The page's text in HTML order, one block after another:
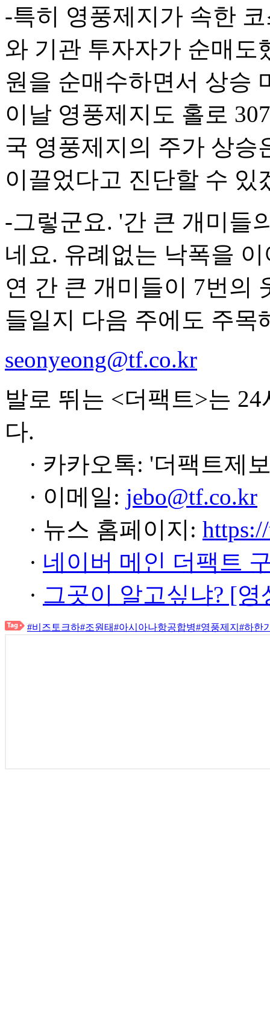
-특히 영풍제지가 속한
와 기관 투자자가 순매도
원을 순매수하면서 상승
이날 영풍제지도 홀로
국 영풍제지의 주가 상승
이끌었다고 진단할 수 있
-그렇군요. '간 큰 개미들
네요. 유례없는 낙폭을
연 간 큰 개미들이 7번의
들일지 다음 주에도 주목
seonyeong@tf.co.kr
발로 뛰는 <더팩트>는
다.
· 카카오톡: '더팩트제
· 이메일: jebo@tf.co.kr
· 뉴스 홈페이지:
· 네이버 메인 더팩트
· 그곳이 알고싶냐? [
#비즈토크하#조원태#아시아나항공합병#영풍제지 #하한